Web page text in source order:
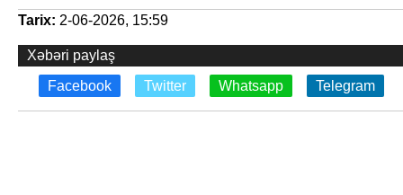
Tarix: 2-06-2026, 15:59
Xəbəri paylaş
Facebook
Twitter Whatsapp Telegram